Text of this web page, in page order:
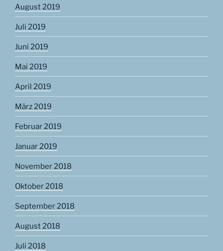
August 2019
Juli 2019
Juni 2019
Mai 2019
April 2019
März 2019
Februar 2019
Januar 2019
November 2018
Oktober 2018
September 2018
August 2018
Juli 2018